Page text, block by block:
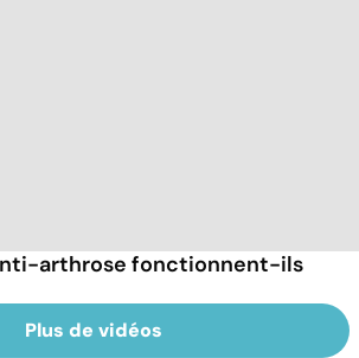
arthrose fonctionnent-ils
Plus de vidéos